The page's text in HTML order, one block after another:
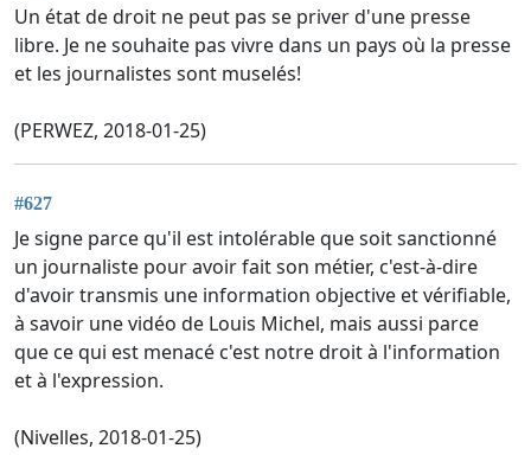
Un état de droit ne peut pas se priver d'une presse
libre. Je ne souhaite pas vivre dans un pays où la presse
et les journalistes sont muselés!
(PERWEZ, 2018-01-25)
#627
Je signe parce qu'il est intolérable que soit sanctionné
un journaliste pour avoir fait son métier, c'est-à-dire
d'avoir transmis une information objective et vérifiable,
à savoir une vidéo de Louis Michel, mais aussi parce
que ce qui est menacé c'est notre droit à l'information
et à l'expression.
(Nivelles, 2018-01-25)